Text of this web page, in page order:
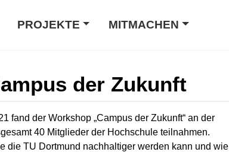
PROJEKTE MITMACHEN
der Zukunft
fand der Work­shop „Cam­pus der Zukunft“ an der
40 Mitglieder der Hoch­schu­le teilnahmen.
die TU Dort­mund nach­hal­tiger wer­den kann und wie